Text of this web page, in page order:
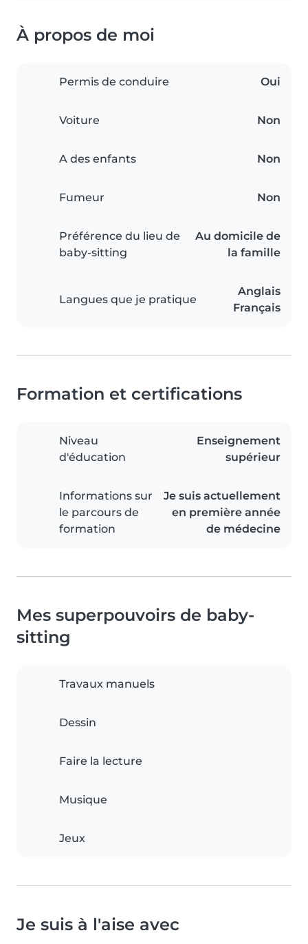
À propos de moi
Permis de conduire Oui
Voiture Non
A des enfants Non
Fumeur Non
Préférence du lieu de
baby-sitting
Au domicile de
la famille
Langues que je pratique
Anglais
Français
Formation et certifications
Niveau
d'éducation
Enseignement
supérieur
Informations sur
le parcours de
formation
Je suis actuellement
en première année
de médecine
Mes superpouvoirs de baby-
sitting
Travaux manuels
Dessin
Faire la lecture
Musique
Jeux
Je suis à l'aise avec